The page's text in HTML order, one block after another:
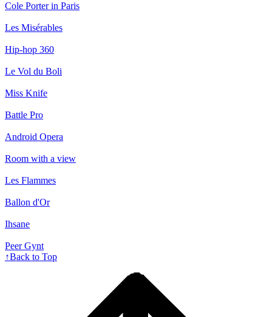
Cole Porter in Paris
Les Misérables
Hip-hop 360
Le Vol du Boli
Miss Knife
Battle Pro
Android Opera
Room with a view
Les Flammes
Ballon d'Or
Ihsane
Peer Gynt
↑Back to Top